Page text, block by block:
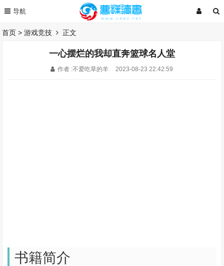
首页 >游戏竞技 正文
一心摆烂的我却直奔篮球名人堂
作者 :不爱吃草的羊 2023-08-23 22:42:59
书籍简介